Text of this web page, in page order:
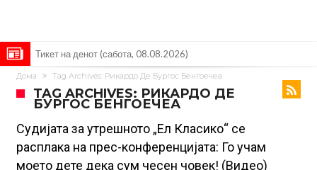
Тикет на денот (сабота, 08.08.2026)
Судење за смртта на Марадона: Откриени нови детали
Англиски репрезентативец обвинет за напад во ноќен клуб – ќе
оди на суд!
Дилеми повеќе нема: Познато е кога Родри ќе стане новиот
фудбалер на Барселона
Ливерпул и Арсенал влегуваат во „војна“ поради фудбалер
Дома Tag Archives: Рикардо Де Бургос Бенгоечеа
TAG ARCHIVES: РИКАРДО ДЕ
БУРГОС БЕНГОЕЧЕА
Судијата за утрешното „Ел Класико“ се
расплака на прес-конференцијата: Го учам
моето дете дека сум чесен човек! (Видео)